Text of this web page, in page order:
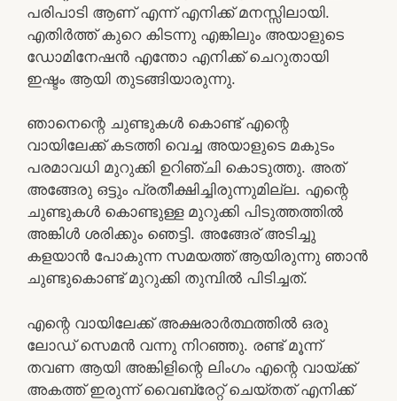
പരിപാടി ആണ് എന്ന് എനിക്ക് മനസ്സിലായി.
എതിർത്ത് കുറെ കിടന്നു എങ്കിലും അയാളുടെ
ഡോമിനേഷൻ എന്തോ എനിക്ക് ചെറുതായി
ഇഷ്ടം ആയി തുടങ്ങിയാരുന്നു.
ഞാനെന്റെ ചുണ്ടുകൾ കൊണ്ട് എന്റെ
വായിലേക്ക് കടത്തി വെച്ച അയാളുടെ മകുടം
പരമാവധി മുറുക്കി ഉറിഞ്ചി കൊടുത്തു. അത്
അങ്ങേരു ഒട്ടും പ്രതീക്ഷിച്ചിരുന്നുമില്ല. എന്റെ
ചുണ്ടുകൾ കൊണ്ടുള്ള മുറുക്കി പിടുത്തത്തിൽ
അങ്കിൾ ശരിക്കും ഞെട്ടി. അങ്ങേര് അടിച്ചു
കളയാൻ പോകുന്ന സമയത്ത് ആയിരുന്നു ഞാൻ
ചുണ്ടുകൊണ്ട് മുറുക്കി തുമ്പിൽ പിടിച്ചത്.
എന്റെ വായിലേക്ക് അക്ഷരാർത്ഥത്തിൽ ഒരു
ലോഡ് സെമൻ വന്നു നിറഞ്ഞു. രണ്ട് മൂന്ന്
തവണ ആയി അങ്കിളിന്റെ ലിംഗം എന്റെ വായ്ക്ക്
അകത്ത് ഇരുന്ന് വൈബ്രേറ്റ് ചെയ്തത് എനിക്ക്